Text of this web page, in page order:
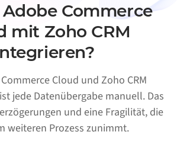
Commerce
mit Zoho CRM
Cloud und Zoho CRM
jede Datenübergabe manuell. Das
und eine Fragilität, die
weiteren Prozess zunimmt.